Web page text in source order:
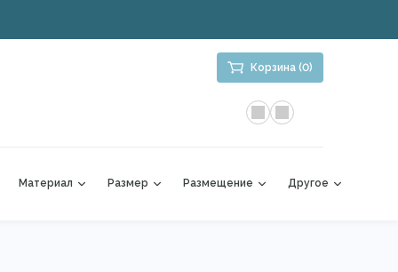
Корзина (0)
Материал Размер Размещение Другое